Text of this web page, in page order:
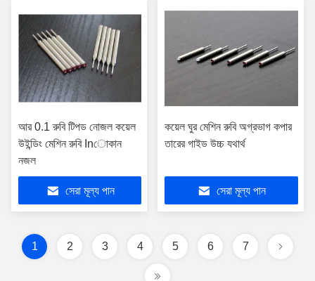
আর 0.1 রুবি টিপড নোজল কয়েল
উইন্ডিং মেশিন রুবি Inোকান
নজল
সেরা মূল্য পান
কয়েল ঘুর মেশিন রুবি অগ্রভাগ কপার
তারের গাইড উচ্চ যথার্থ
সেরা মূল্য পান
1 2 3 4 5 6 7